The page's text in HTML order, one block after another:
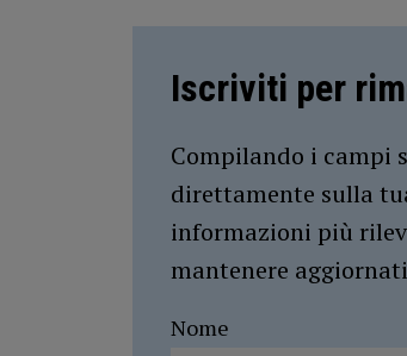
Iscriviti per
Compilando i campi
direttamente sulla
informazioni più
mantenere
Nome